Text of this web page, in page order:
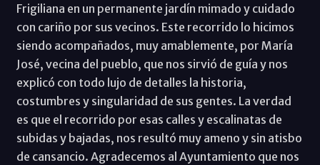
Frigiliana en un permanente jardín mimado y cuidado
con cariño por sus vecinos. Este recorrido lo hicimos
siendo acompañados, muy amablemente, por María
José, vecina del pueblo, que nos sirvió de guía y nos
explicó con todo lujo de detalles la historia,
costumbres y singularidad de sus gentes. La verdad
es que el recorrido por esas calles y escalinatas de
subidas y bajadas, nos resultó muy ameno y sin atisbo
de cansancio. Agradecemos al Ayuntamiento que nos